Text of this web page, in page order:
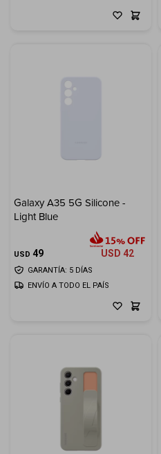
Galaxy A35 5G Silicone -
Light Blue
USD 49 USD 42
GARANTÍA: 5 DÍAS
ENVÍO A TODO EL PAÍS